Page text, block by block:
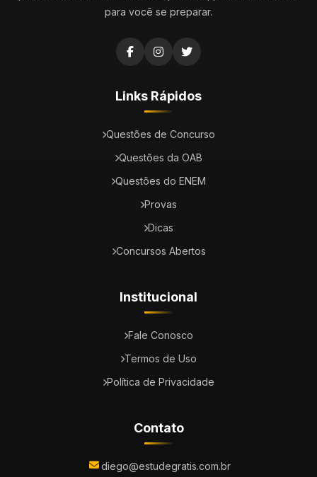
para você se preparar.
Links Rápidos
Questões de Concurso
Questões da OAB
Questões do ENEM
Provas
Dicas
Concursos Abertos
Institucional
Fale Conosco
Termos de Uso
Política de Privacidade
Contato
diego@estudegratis.com.br